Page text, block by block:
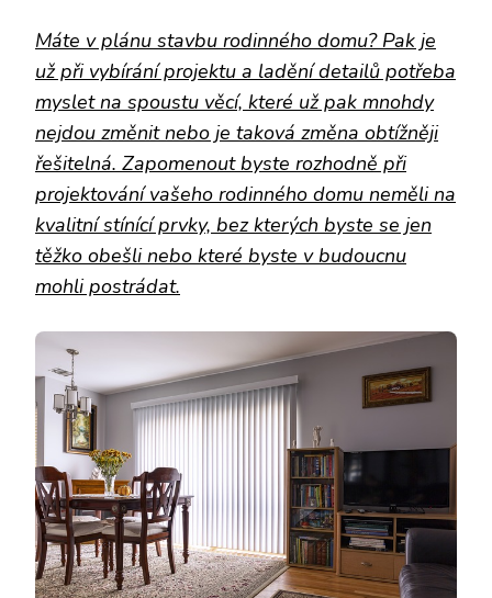
Máte v plánu stavbu rodinného domu? Pak je
už při vybírání projektu a ladění detailů potřeba
myslet na spoustu věcí, které už pak mnohdy
nejdou změnit nebo je taková změna obtížněji
řešitelná. Zapomenout byste rozhodně při
projektování vašeho rodinného domu neměli na
kvalitní stínící prvky, bez kterých byste se jen
těžko obešli nebo které byste v budoucnu
mohli postrádat.